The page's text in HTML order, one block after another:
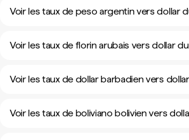
Voir les taux de peso argentin vers dollar
Voir les taux de florin arubais vers dollar
Voir les taux de dollar barbadien vers
Voir les taux de boliviano bolivien vers